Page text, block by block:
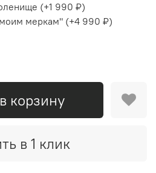
корзину
в 1 клик
(+1 990 ₽)
меркам" (+4 990 ₽)